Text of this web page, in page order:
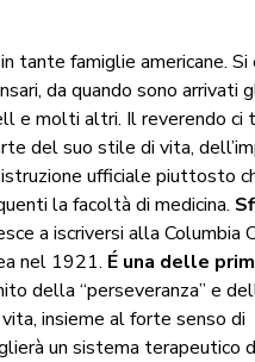
tante famiglie americane. Si
da quando sono arrivati
e molti altri. Il reverendo ci
del suo stile di vita,
ufficiale piuttosto
la facoltà di medicina.
a iscriversi alla Columbia
nel 1921. É una delle
della “perseveranza” e
insieme al forte senso di
un sistema terapeutico